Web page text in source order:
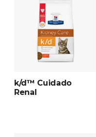
k/d™ Cuidado
Renal